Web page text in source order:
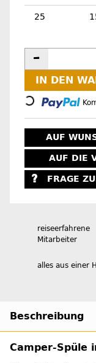
25
IN DEN
Loading...
AUF
AUF DIE
FRAGE
reiseerfahrene
Mitarbeiter
alles aus einer
Beschreibung
Camper-Spüle